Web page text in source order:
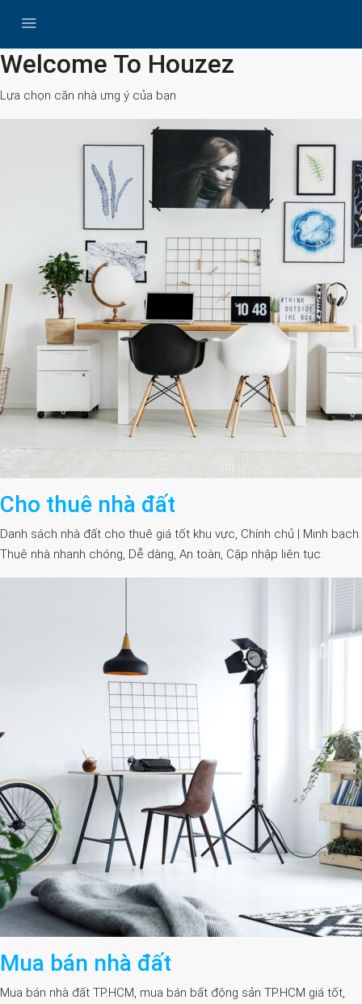
Search
Welcome To Houzez
Lựa chọn căn nhà ưng ý của bạn
Cho thuê nhà đất
Danh sách nhà đất cho thuê giá tốt khu vực, Chính chủ | Minh bạch.
Thuê nhà nhanh chóng, Dễ dàng, An toàn, Cập nhập liên tục.
Mua bán nhà đất
Mua bán nhà đất TP.HCM, mua bán bất động sản TP.HCM giá tốt,